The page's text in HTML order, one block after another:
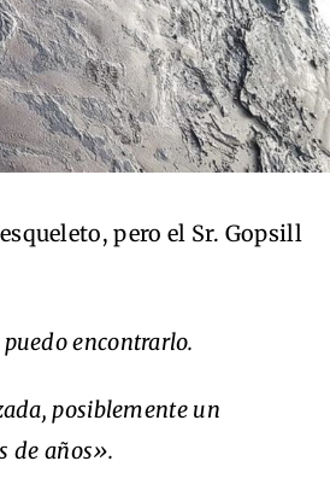
pero el Sr. Gopsill
encontrarlo.
posiblemente un
de años».